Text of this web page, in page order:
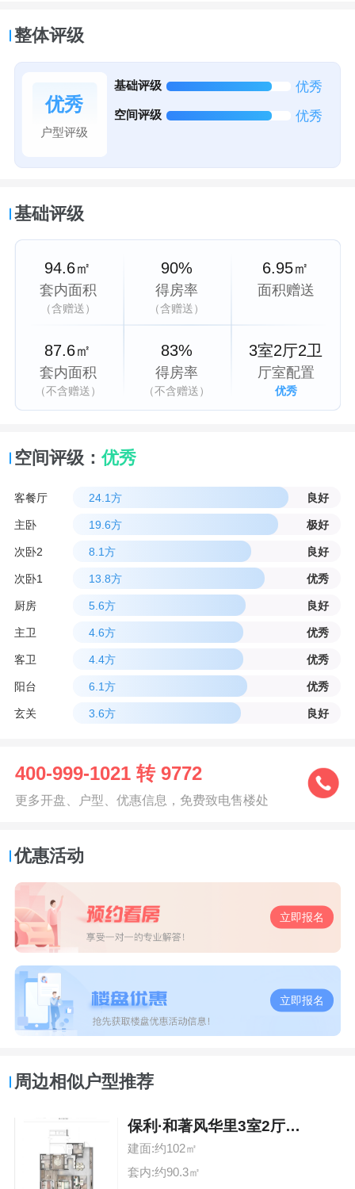
整体评级
优秀
户型评级
基础评级 优秀
空间评级 优秀
基础评级
94.6㎡
套内面积
（含赠送）
87.6㎡
套内面积
（不含赠送）
90%
得房率
（含赠送）
83%
得房率
（不含赠送）
6.95㎡
面积赠送
3室2厅2卫
厅室配置
优秀
空间评级： 优秀
客餐厅 24.1方 良好
主卧 19.6方 极好
次卧2 8.1方 良好
次卧1 13.8方 优秀
厨房 5.6方 良好
主卫 4.6方 优秀
客卫 4.4方 优秀
阳台 6.1方 优秀
玄关 3.6方 良好
400-999-1021 转 9772
更多开盘、户型、优惠信息，免费致电售楼处
优惠活动
立即报名
立即报名
周边相似户型推荐
保利·和著风华里3室2厅2卫
建面:约102㎡
套内:约90.3㎡